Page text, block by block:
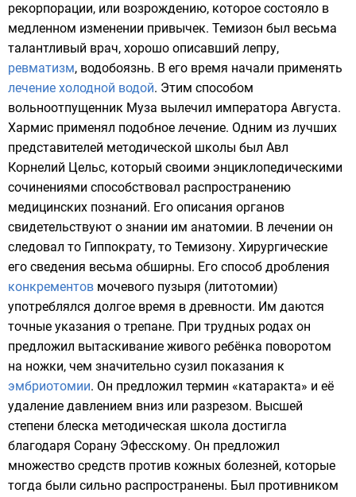
рекорпорации, или возрождению, которое состояло в
медленном изменении привычек. Темизон был весьма
талантливый врач, хорошо описавший лепру,
ревматизм, водобоязнь. В его время начали применять
лечение холодной водой. Этим способом
вольноотпущенник Муза вылечил императора Августа.
Хармис применял подобное лечение. Одним из лучших
представителей методической школы был Авл
Корнелий Цельс, который своими энциклопедическими
сочинениями способствовал распространению
медицинских познаний. Его описания органов
свидетельствуют о знании им анатомии. В лечении он
следовал то Гиппократу, то Темизону. Хирургические
его сведения весьма обширны. Его способ дробления
конкрементов мочевого пузыря (литотомии)
употреблялся долгое время в древности. Им даются
точные указания о трепане. При трудных родах он
предложил вытаскивание живого ребёнка поворотом
на ножки, чем значительно сузил показания к
эмбриотомии. Он предложил термин «катаракта» и её
удаление давлением вниз или разрезом. Высшей
степени блеска методическая школа достигла
благодаря Сорану Эфесскому. Он предложил
множество средств против кожных болезней, которые
тогда были сильно распространены. Был противником